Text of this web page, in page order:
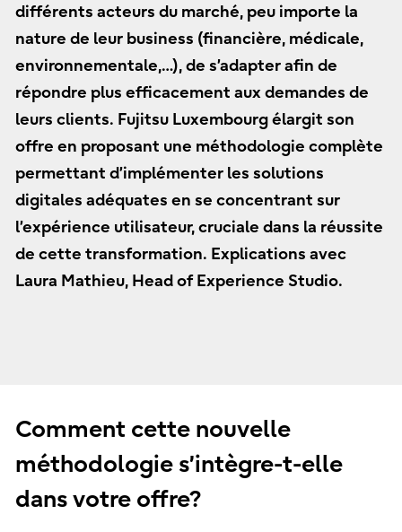
différents acteurs du marché, peu importe la
nature de leur business (financière, médicale,
environnementale,…), de s’adapter afin de
répondre plus efficacement aux demandes de
leurs clients. Fujitsu Luxembourg élargit son
offre en proposant une méthodologie complète
permettant d’implémenter les solutions
digitales adéquates en se concentrant sur
l’expérience utilisateur, cruciale dans la réussite
de cette transformation. Explications avec
Laura Mathieu, Head of Experience Studio.
Comment cette nouvelle
méthodologie s’intègre-t-elle
dans votre offre?